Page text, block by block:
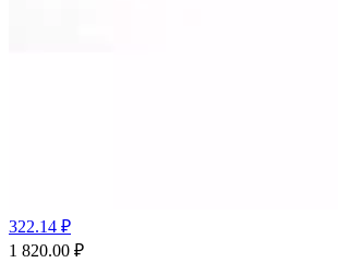
322.14 ₽
1 820.00 ₽